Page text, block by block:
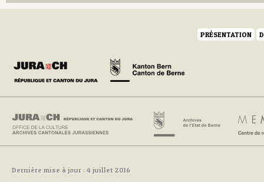
PRÉSENTATION
Dernière mise à jour : 4 juillet 2016